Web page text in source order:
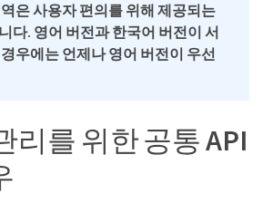
은 사용자 편의를 위해 제공되는
다. 영어 버전과 한국어 버전이 서
우에는 언제나 영어 버전이 우선
리를 위한 공통 API